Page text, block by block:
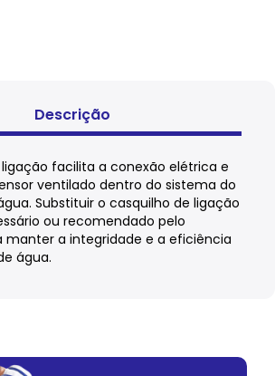
Descrição
facilita a conexão elétrica e
ventilado dentro do sistema do
Substituir o casquilho de ligação
ou recomendado pelo
manter a integridade e a eficiência
água.